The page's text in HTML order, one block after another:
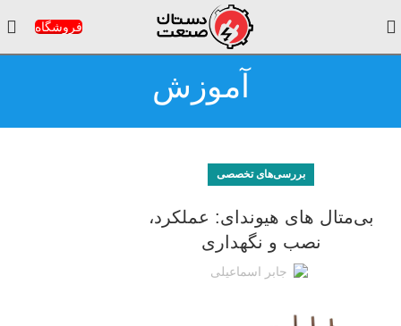
فروشگاه
آموزش
بررسی‌های تخصصی
بی‌متال های هیوندای: عملکرد،
نصب و نگهداری
جابر اسماعیلی